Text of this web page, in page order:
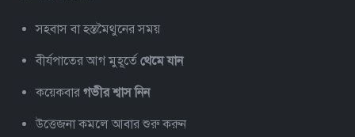
সহবাস বা হস্তমৈথুনের সময়
বীর্যপাতের আগ মুহূর্তে থেমে যান
কয়েকবার গভীর শ্বাস নিন
উত্তেজনা কমলে আবার শুরু করুন